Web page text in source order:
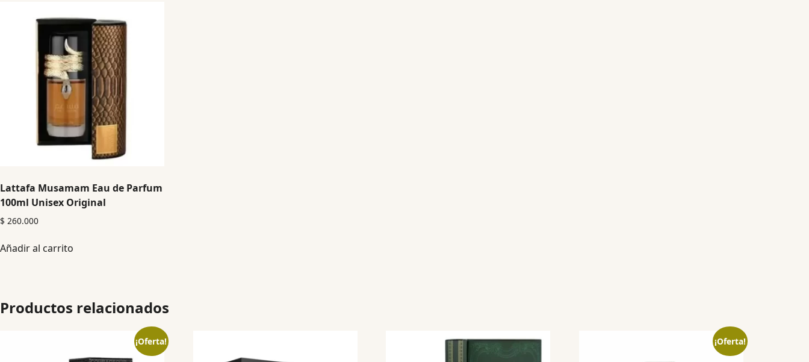
Lattafa Musamam Eau de Parfum
100ml Unisex Original
$ 260.000
Añadir al carrito
Productos relacionados
¡Oferta! ¡Oferta!